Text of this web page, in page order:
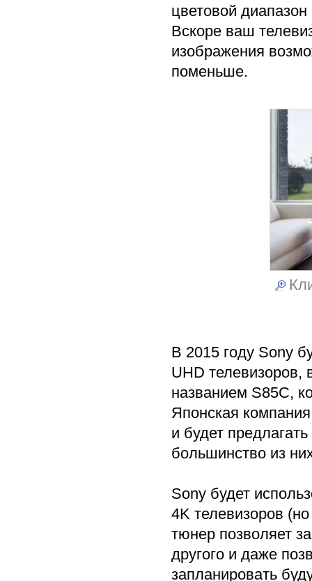
цветовой
Вскоре ваш
изображения
поменьше.
В 2015 году Sony
UHD телевизоров,
названием S85C,
Японская
и будет
большинство из
Sony будет
4K телевизоров
тюнер позволяет
другого и даже
запланировать